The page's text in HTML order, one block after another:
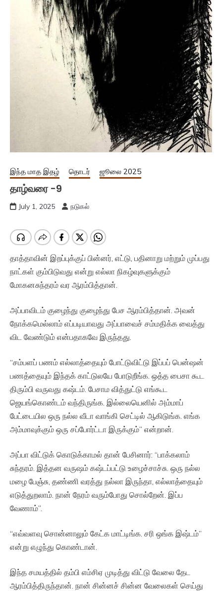
இந்த மாத இதழ் தொடர் ஜூலை 2025
தாழ்வரை -9
July 1, 2025 நடுகல்
தாத்தாவின் இறப்புக்குப் பின்னர், எட்டு, பதினாறு மற்றும் முப்பது
நாட்கள் கும்பிடுவது என்று எல்லா நிகழ்வுகளுக்கும்
மோகனசுந்தரம் வர ஆரம்பித்தான்.
அப்பாவிடம் குழைந்து குழைந்து பேச ஆரம்பித்தான். அவன்
நோக்கமெல்லாம் எப்படியாவது அப்பாவைச் சம்மதிக்க வைத்து
விட வேண்டும் என்பதாகவே இருந்தது.
“சம்பளப் பணம் எல்லாத்தையும் போட்டுவிட்டு இப்பப் பென்ஷன்
பணத்தையும் இந்தக் காட்டுலயே போடுறீங்க. ஒத்த பைசா கூட
திரும்பி வருவது கஷ்டம். பேசாம வித்துட்டு எங்கூட
ஜெயங்கொண்டம் வந்திருங்க. இல்லையெனில் அம்மாப்
பேட்டையில ஒரு நல்ல வீடா வாங்கி செட்டில் ஆகிடுங்க. எங்க
அம்மாவுக்கும் ஒரு சப்போர்ட்டா இருக்கும்” என்றான்.
அப்பா விட்டுக் கொடுக்காமல் தான் பேசினார்: “பாக்கலாம்
சுந்தரம். இத்தன வருஷம் கஷ்டப்பட்டு உழைச்சாச்சு. ஒரு நல்ல
மழை பேஞ்சு, தண்ணி வரத்து நல்லா இருந்தா, எல்லாத்தையும்
எடுத்துறலாம். நான் நேரம் வரும்போது சொல்றேன். இப்ப
வேணாம்”.
“எவ்வளவு சொன்னாலும் கேட்க மாட்டிங்க. சரி ஒங்க இஷ்டம்”
என்று எழுந்து கொண்டான்.
இந்த சமயத்தில் தம்பி எம்சிஏ முடித்து விட்டு வேலை தேட
ஆரம்பித்திருந்தான். நான் சின்னச் சின்ன வேலைகள் செய்து